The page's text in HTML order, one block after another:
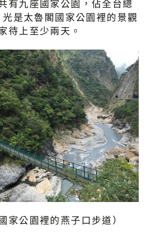
有九座國家公園，佔全台總
是太魯閣國家公園裡的景觀
待上至少兩天。
家公園裡的燕子口步道）